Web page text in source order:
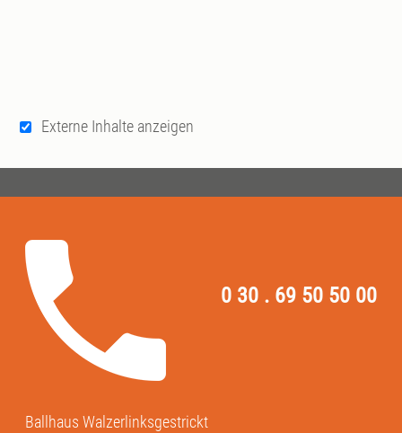
Externe Inhalte anzeigen
0 30 . 69 50 50 00
Ballhaus Walzerlinksgestrickt